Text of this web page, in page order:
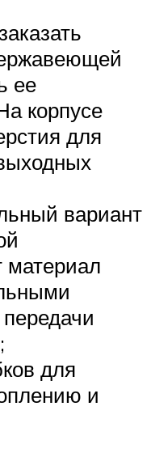
ее
корпусе
для
вариант
материал
для
и